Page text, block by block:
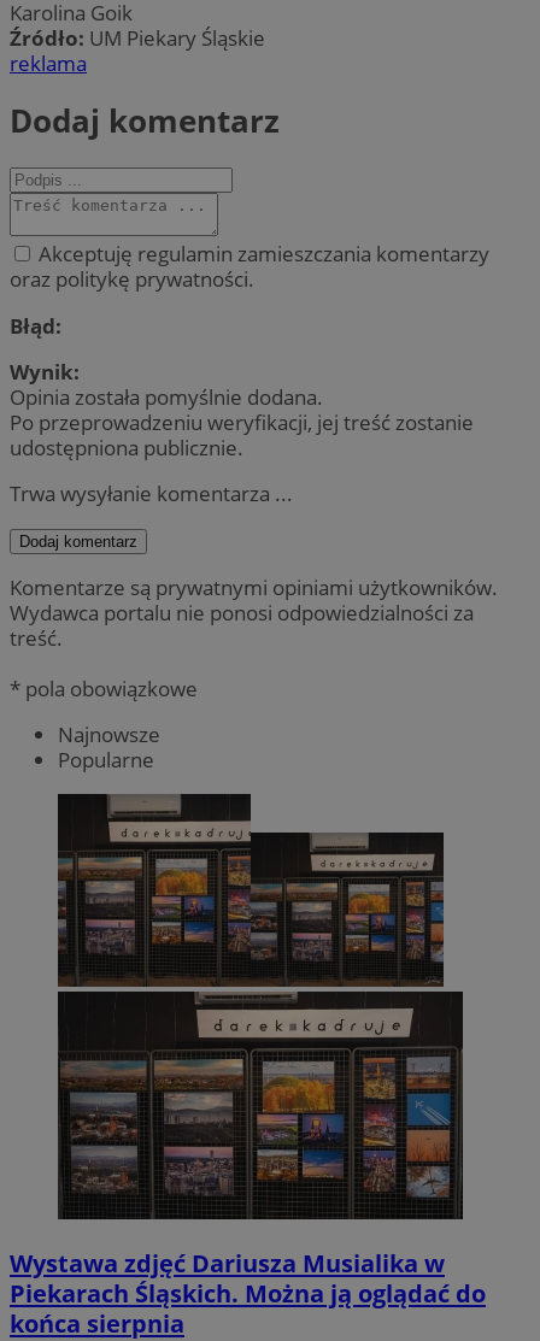
Karolina Goik
Źródło: UM Piekary Śląskie
reklama
Dodaj komentarz
Akceptuję regulamin zamieszczania komentarzy
oraz politykę prywatności.
Błąd:
Wynik:
Opinia została pomyślnie dodana.
Po przeprowadzeniu weryfikacji, jej treść zostanie
udostępniona publicznie.
Trwa wysyłanie komentarza ...
Dodaj komentarz
Komentarze są prywatnymi opiniami użytkowników.
Wydawca portalu nie ponosi odpowiedzialności za
treść.
* pola obowiązkowe
Najnowsze
Popularne
Wystawa zdjęć Dariusza Musialika w
Piekarach Śląskich. Można ją oglądać do
końca sierpnia